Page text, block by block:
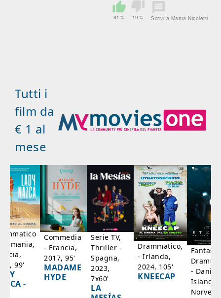
81% 19% Scrivi a Mattia Nicoletti
Tutti i
film da
€ 1 al
mese
99'
-
Commedia
- Francia,
2017, 95'
MADAME
HYDE
Serie TV,
Thriller -
Spagna,
2023,
7x60'
LA
Drammatico,
- Irlanda,
2024, 105'
KNEECAP
-
Islanda,